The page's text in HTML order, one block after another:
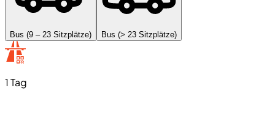
Bus (9 – 23 Sitzplätze) Bus (> 23 Sitzplätze)
1 Tag